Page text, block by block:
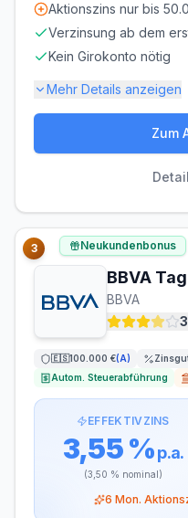
Aktionszins nur bis
Verzinsung ab dem
Kein Girokonto nötig
Mehr Details anzeigen
flexibel, täglich
kündbar
MINDESTEINLAGE
1 €
ZINSGUTSCHRIFT
Zum
BBVA
BBVA
🇪🇸100.000 €(A)
Autom. Steuerabführung
EFFEKTIVZINS
3,55 %p.a.
(3,50 % nominal)
6 Mon.
3 Neukundenbonus